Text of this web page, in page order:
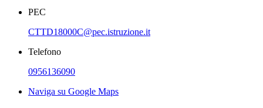
PEC
CTTD18000C@pec.istruzione.it
Telefono
0956136090
Naviga su Google Maps